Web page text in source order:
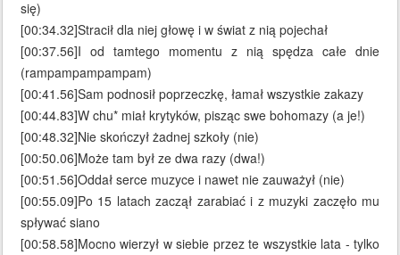
się)
[00:34.32]Stracił dla niej głowę i w świat z nią pojechał
[00:37.56]I od tamtego momentu z nią spędza całe dnie
(rampampampampam)
[00:41.56]Sam podnosił poprzeczkę, łamał wszystkie zakazy
[00:44.83]W chu* miał krytyków, pisząc swe bohomazy (a je!)
[00:48.32]Nie skończył żadnej szkoły (nie)
[00:50.06]Może tam był ze dwa razy (dwa!)
[00:51.56]Oddał serce muzyce i nawet nie zauważył (nie)
[00:55.09]Po 15 latach zaczął zarabiać i z muzyki zaczęło mu
spływać siano
[00:58.58]Mocno wierzył w siebie przez te wszystkie lata - tylko